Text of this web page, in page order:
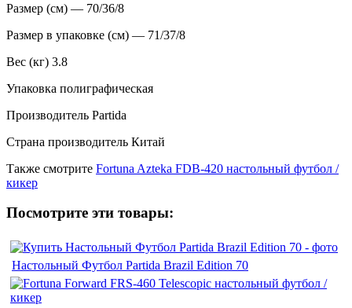
Размер (см) — 70/36/8
Размер в упаковке (см) — 71/37/8
Вес (кг) 3.8
Упаковка полиграфическая
Производитель Partida
Страна производитель Китай
Также смотрите Fortuna Azteka FDB-420 настольный футбол /
кикер
Посмотрите эти товары:
Настольный Футбол Partida Brazil Edition 70